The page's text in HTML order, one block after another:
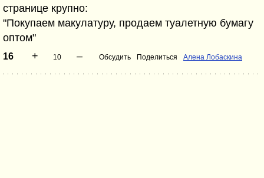
странице крупно:
"Покупаем макулатуру, продаем туалетную бумагу
оптом"
16 + 10 – Обсудить Поделиться Алена Лобаскина